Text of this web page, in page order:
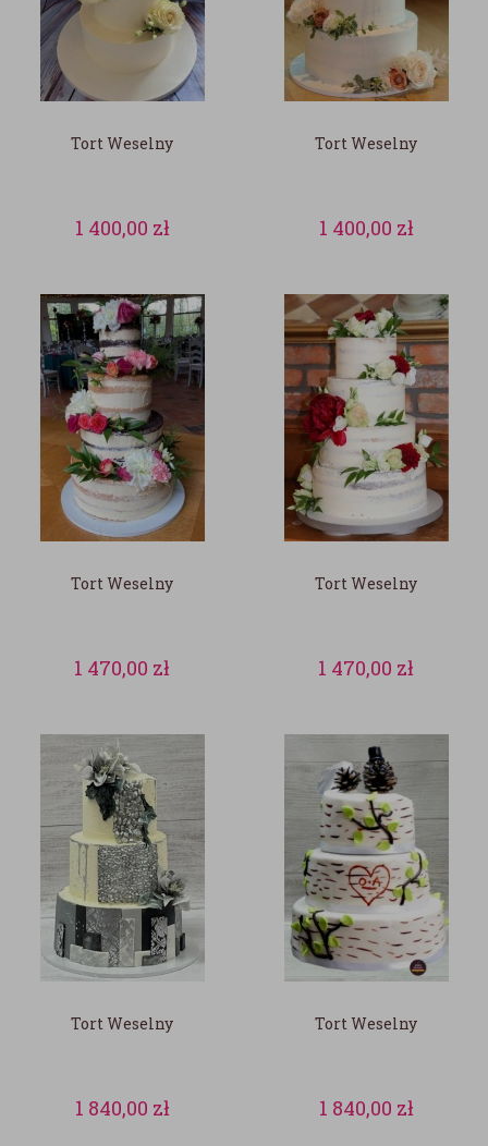
Tort Weselny
1 400,00 zł
Tort Weselny
1 400,00 zł
Tort Weselny
1 470,00 zł
Tort Weselny
1 470,00 zł
Tort Weselny
1 840,00 zł
Tort Weselny
1 840,00 zł